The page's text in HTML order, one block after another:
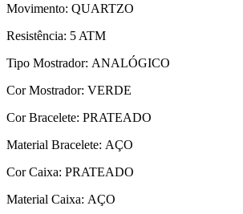
Movimento: QUARTZO
Resistência: 5 ATM
Tipo Mostrador: ANALÓGICO
Cor Mostrador: VERDE
Cor Bracelete: PRATEADO
Material Bracelete: AÇO
Cor Caixa: PRATEADO
Material Caixa: AÇO